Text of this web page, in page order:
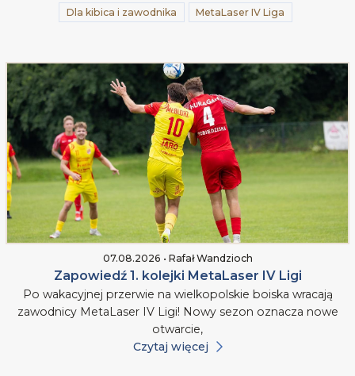
Dla kibica i zawodnika MetaLaser IV Liga
07.08.2026 • Rafał Wandzioch
Zapowiedź 1. kolejki MetaLaser IV Ligi
Po wakacyjnej przerwie na wielkopolskie boiska wracają
zawodnicy MetaLaser IV Ligi! Nowy sezon oznacza nowe
otwarcie,
Czytaj więcej